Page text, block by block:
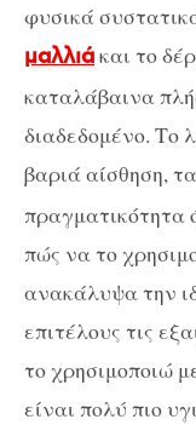
φυσικά
μαλλιάκαι το
καταλάβαινα
διαδεδομένο. Το
βαριά αίσθηση,
πραγματικότητα
πώς να το
ανακάλυψα την
επιτέλους τις
το χρησιμοποιώ
είναι πολύ πιο